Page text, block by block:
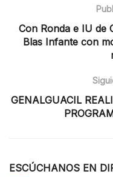
Con Ronda e IU de
Blas Infante con
GENALGUACIL
ESCÚCHANOS EN